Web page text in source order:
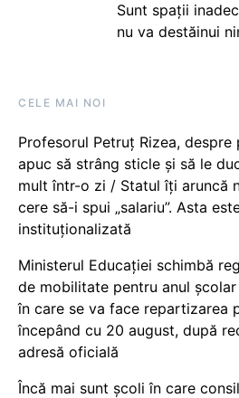
Sunt spații
nu va destăinui
CELE MAI NOI
Profesorul Petruț Rizea,
apuc să strâng sticle și să le
mult într-o zi / Statul îți aruncă
cere să-i spui „salariu”. Asta
instituționalizată
Ministerul Educației schimbă
de mobilitate pentru anul
în care se va face repartizarea
începând cu 20 august, după
adresă oficială
Încă mai sunt școli în care